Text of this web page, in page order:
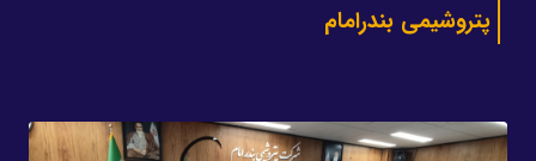
پتروشیمی بندرامام